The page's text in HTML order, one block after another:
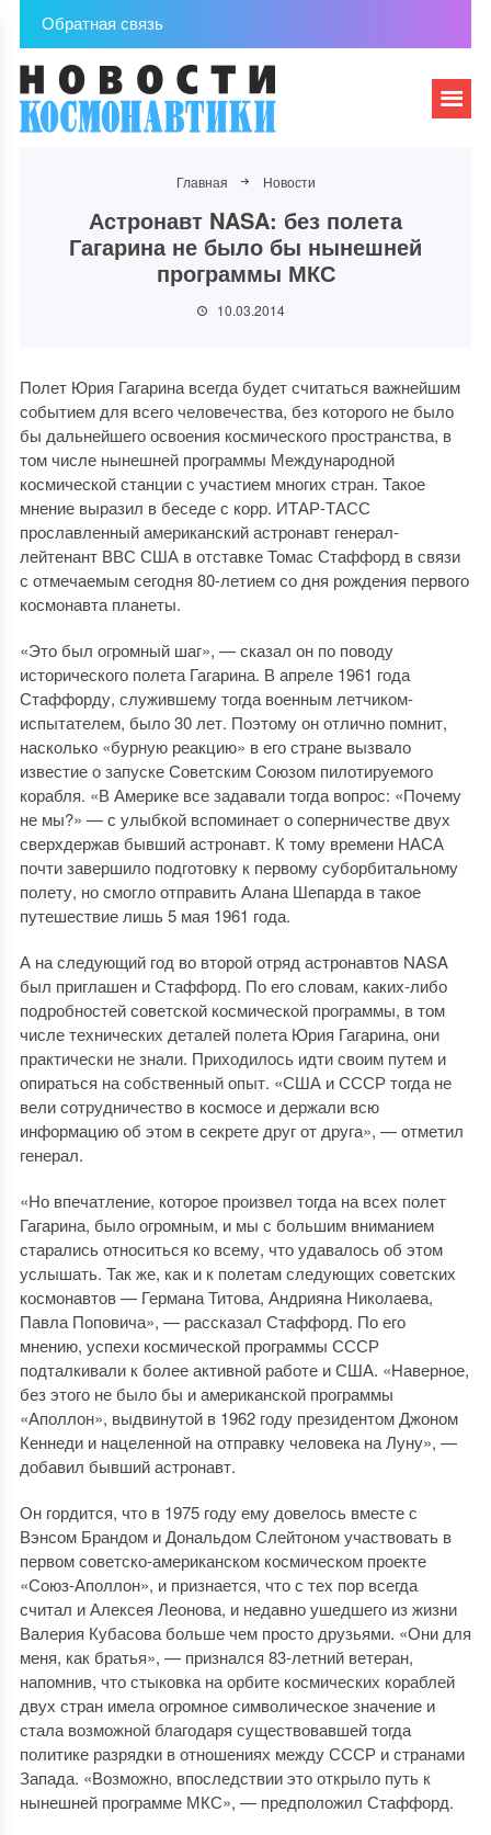
Обратная связь
Главная Новости
Астронавт NASA: без полета
Гагарина не было бы нынешней
программы МКС
10.03.2014
Полет Юрия Гагарина всегда будет считаться важнейшим
событием для всего человечества, без которого не было
бы дальнейшего освоения космического пространства, в
том числе нынешней программы Международной
космической станции с участием многих стран. Такое
мнение выразил в беседе с корр. ИТАР-ТАСС
прославленный американский астронавт генерал-
лейтенант ВВС США в отставке Томас Стаффорд в связи
с отмечаемым сегодня 80-летием со дня рождения первого
космонавта планеты.
«Это был огромный шаг», — сказал он по поводу
исторического полета Гагарина. В апреле 1961 года
Стаффорду, служившему тогда военным летчиком-
испытателем, было 30 лет. Поэтому он отлично помнит,
насколько «бурную реакцию» в его стране вызвало
известие о запуске Советским Союзом пилотируемого
корабля. «В Америке все задавали тогда вопрос: «Почему
не мы?» — с улыбкой вспоминает о соперничестве двух
сверхдержав бывший астронавт. К тому времени НАСА
почти завершило подготовку к первому суборбитальному
полету, но смогло отправить Алана Шепарда в такое
путешествие лишь 5 мая 1961 года.
А на следующий год во второй отряд астронавтов NASA
был приглашен и Стаффорд. По его словам, каких-либо
подробностей советской космической программы, в том
числе технических деталей полета Юрия Гагарина, они
практически не знали. Приходилось идти своим путем и
опираться на собственный опыт. «США и СССР тогда не
вели сотрудничество в космосе и держали всю
информацию об этом в секрете друг от друга», — отметил
генерал.
«Но впечатление, которое произвел тогда на всех полет
Гагарина, было огромным, и мы с большим вниманием
старались относиться ко всему, что удавалось об этом
услышать. Так же, как и к полетам следующих советских
космонавтов — Германа Титова, Андрияна Николаева,
Павла Поповича», — рассказал Стаффорд. По его
мнению, успехи космической программы СССР
подталкивали к более активной работе и США. «Наверное,
без этого не было бы и американской программы
«Аполлон», выдвинутой в 1962 году президентом Джоном
Кеннеди и нацеленной на отправку человека на Луну», —
добавил бывший астронавт.
Он гордится, что в 1975 году ему довелось вместе с
Вэнсом Брандом и Дональдом Слейтоном участвовать в
первом советско-американском космическом проекте
«Союз-Аполлон», и признается, что с тех пор всегда
считал и Алексея Леонова, и недавно ушедшего из жизни
Валерия Кубасова больше чем просто друзьями. «Они для
меня, как братья», — признался 83-летний ветеран,
напомнив, что стыковка на орбите космических кораблей
двух стран имела огромное символическое значение и
стала возможной благодаря существовавшей тогда
политике разрядки в отношениях между СССР и странами
Запада. «Возможно, впоследствии это открыло путь к
нынешней программе МКС», — предположил Стаффорд.